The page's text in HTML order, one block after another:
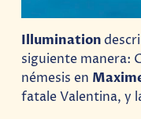
Illumination
siguiente manera:
némesis en
fatale Valentina, y